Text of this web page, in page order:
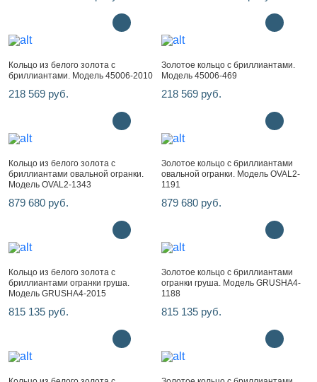
Кольцо из белого золота с
бриллиантами. Модель 45006-2010
218 569 руб.
Золотое кольцо с бриллиантами.
Модель 45006-469
218 569 руб.
Кольцо из белого золота с
бриллиантами овальной огранки.
Модель OVAL2-1343
879 680 руб.
Золотое кольцо с бриллиантами
овальной огранки. Модель OVAL2-
1191
879 680 руб.
Кольцо из белого золота с
бриллиантами огранки груша.
Модель GRUSHA4-2015
815 135 руб.
Золотое кольцо с бриллиантами
огранки груша. Модель GRUSHA4-
1188
815 135 руб.